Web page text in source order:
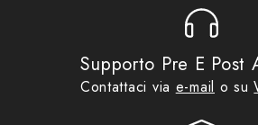
Supporto Pre E Post
Contattaci via e-mail o su